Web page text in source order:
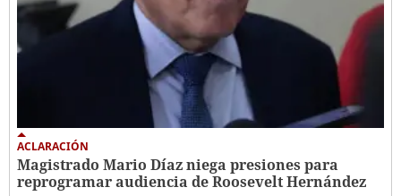
ACLARACIÓN
Magistrado Mario Díaz niega presiones para
reprogramar audiencia de Roosevelt Hernández